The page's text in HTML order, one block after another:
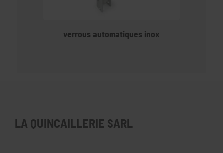
verrous automatiques inox
LA QUINCAILLERIE SARL